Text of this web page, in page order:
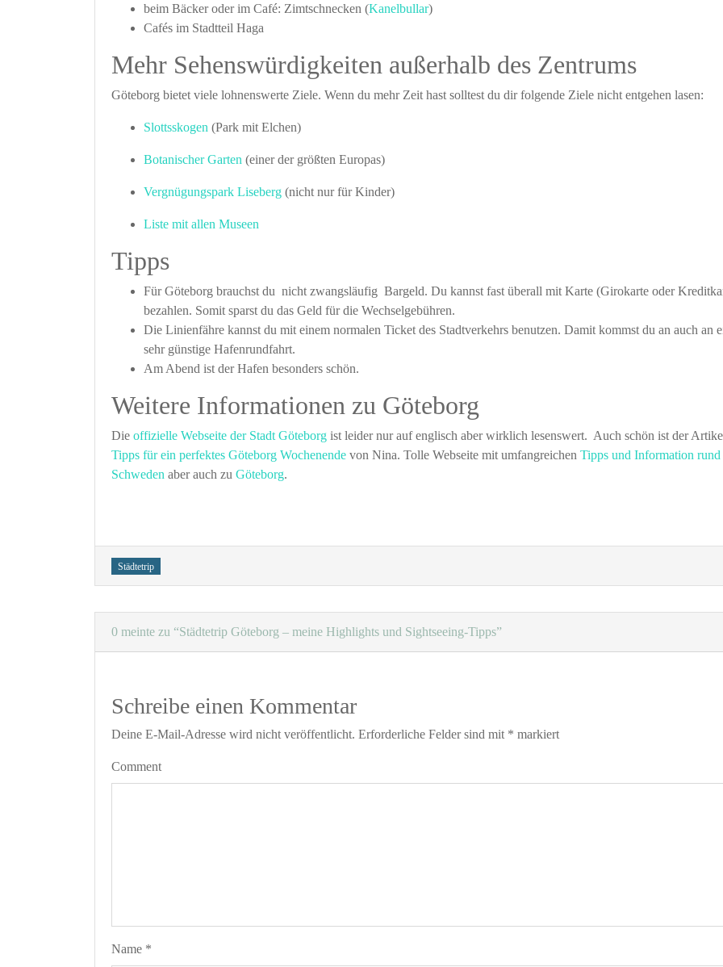
beim Bäcker oder im Café: Zimtschnecken (Kanelbullar)
Cafés im Stadtteil Haga
Mehr Sehenswürdigkeiten außerhalb des Zentrums
Göteborg bietet viele lohnenswerte Ziele. Wenn du mehr Zeit hast solltest du dir folgende Ziele nicht entgehen lasen:
Slottsskogen (Park mit Elchen)
Botanischer Garten (einer der größten Europas)
Vergnügungspark Liseberg (nicht nur für Kinder)
Liste mit allen Museen
Tipps
Für Göteborg brauchst du nicht zwangsläufig Bargeld. Du kannst fast überall mit Karte (Girokarte oder
bezahlen. Somit sparst du das Geld für die Wechselgebühren.
Die Linienfähre kannst du mit einem normalen Ticket des Stadtverkehrs benutzen. Damit kommst du an auch an
sehr günstige Hafenrundfahrt.
Am Abend ist der Hafen besonders schön.
Weitere Informationen zu Göteborg
Die offizielle Webseite der Stadt Göteborg ist leider nur auf englisch aber wirklich lesenswert. Auch schön ist der
Tipps für ein perfektes Göteborg Wochenende von Nina. Tolle Webseite mit umfangreichen Tipps und Information rund
Schweden aber auch zu Göteborg.
Tags
Städtetrip
0 meinte zu “Städtetrip Göteborg – meine Highlights und Sightseeing-Tipps”
Schreibe einen Kommentar
Deine E-Mail-Adresse wird nicht veröffentlicht. Erforderliche Felder sind mit * markiert
Comment
Name *